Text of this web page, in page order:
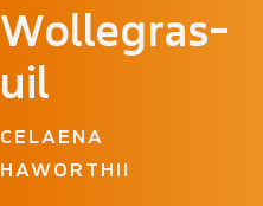
Wollegras-
uil
CELAENA
HAWORTHII